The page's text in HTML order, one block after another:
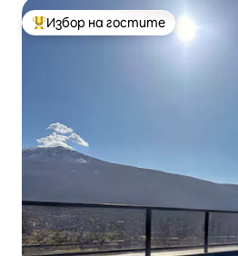
Най-популярен избор на гостите
Избор на гостите